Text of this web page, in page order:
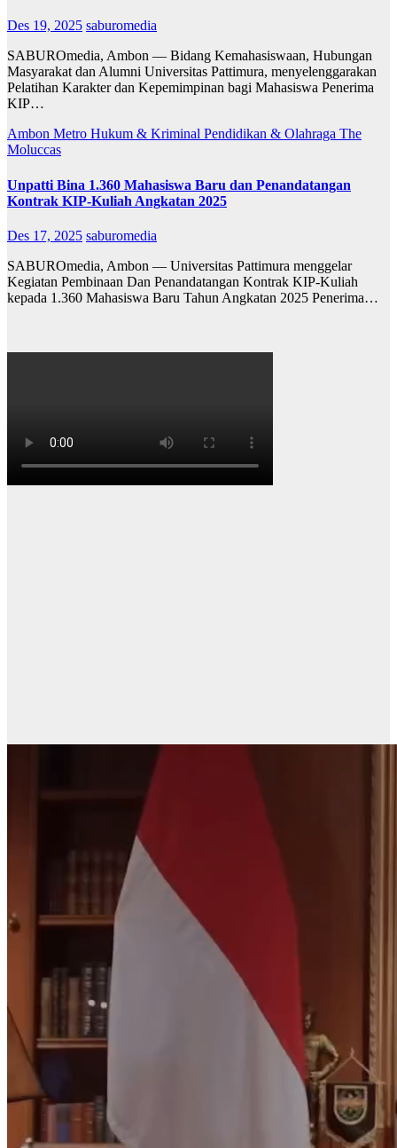
Des 19, 2025 saburomedia
SABUROmedia, Ambon — Bidang Kemahasiswaan, Hubungan
Masyarakat dan Alumni Universitas Pattimura, menyelenggarakan
Pelatihan Karakter dan Kepemimpinan bagi Mahasiswa Penerima
KIP…
Ambon Metro Hukum & Kriminal Pendidikan & Olahraga The
Moluccas
Unpatti Bina 1.360 Mahasiswa Baru dan Penandatangan
Kontrak KIP-Kuliah Angkatan 2025
Des 17, 2025 saburomedia
SABUROmedia, Ambon — Universitas Pattimura menggelar
Kegiatan Pembinaan Dan Penandatangan Kontrak KIP-Kuliah
kepada 1.360 Mahasiswa Baru Tahun Angkatan 2025 Penerima…